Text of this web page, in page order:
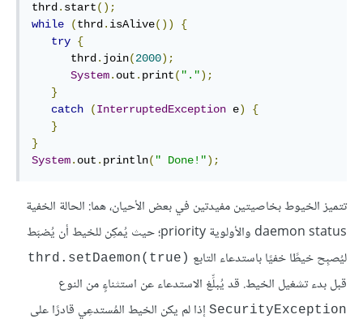
thrd. start();
while
(thrd. isAlive())
{
try {
      thrd
. join(2000);
System. out . print( ".");
}
catch
(InterruptedException e)
{
}
}
System. out . println( " Done!");
تتميز الخيوط بخاصيتين مفيدتين في بعض الأحيان، هما: الحالة الخفية
daemon status والأولوية priority؛ حيث يُمكِن للخيط أن يُضبَط
ليُصبِح خيطًا خفيًا باستدعاء التابع thrd.setDaemon(true)‎
قبل بدء تشغيل الخيط. قد يُبلِّغ الاستدعاء عن استثناءٍِ من النوع
SecurityException إذا لم يكن الخيط المُستدعِي قادرًا على